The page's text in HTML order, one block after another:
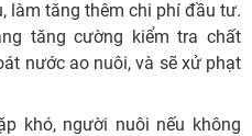
làm tăng thêm chi phí đầu tư.
tăng cường kiểm tra chất
nước ao nuôi, và sẽ xử phạt
khó, người nuôi nếu không